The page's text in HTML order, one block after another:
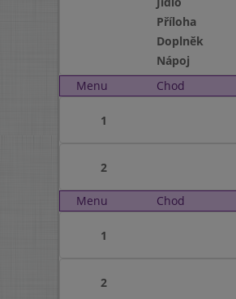
Příloha
Doplněk
Nápoj
Menu
Chod
1
2
Menu Chod
1
2